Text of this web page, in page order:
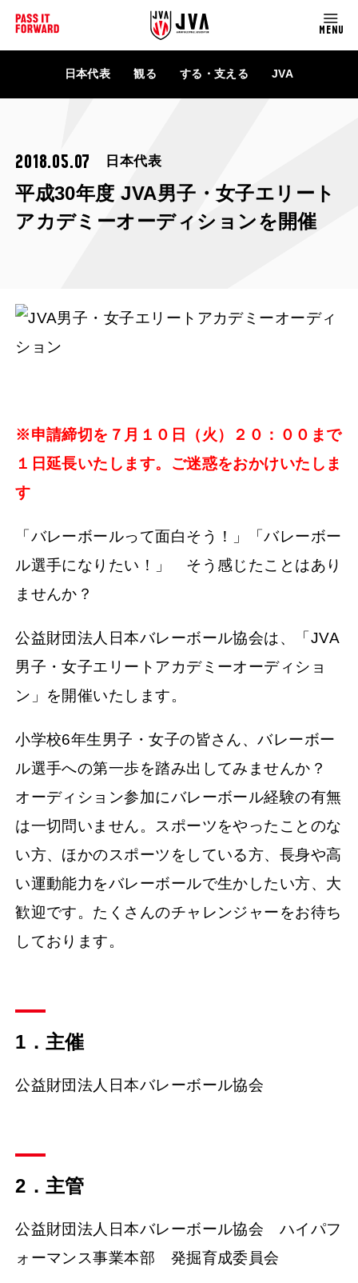
MENU
日本代表 観る する・支える JVA
2018.05.07 日本代表
平成30年度 JVA男子・女子エリート
アカデミーオーディションを開催
※申請締切を７月１０日（火）２０：００まで
１日延長いたします。ご迷惑をおかけいたしま
す
「バレーボールって面白そう！」「バレーボー
ル選手になりたい！」 そう感じたことはあり
ませんか？
公益財団法人日本バレーボール協会は、「JVA
男子・女子エリートアカデミーオーディショ
ン」を開催いたします。
小学校6年生男子・女子の皆さん、バレーボー
ル選手への第一歩を踏み出してみませんか？
オーディション参加にバレーボール経験の有無
は一切問いません。スポーツをやったことのな
い方、ほかのスポーツをしている方、長身や高
い運動能力をバレーボールで生かしたい方、大
歓迎です。たくさんのチャレンジャーをお待ち
しております。
1．主催
公益財団法人日本バレーボール協会
2．主管
公益財団法人日本バレーボール協会 ハイパフ
ォーマンス事業本部 発掘育成委員会